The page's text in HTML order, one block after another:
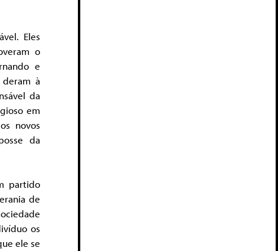
Eles
o
e
à
da
em
novos
da
partido
de
os
ele se